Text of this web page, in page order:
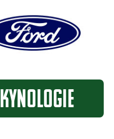
KYNOLOGIE
LoveckýPes.cz